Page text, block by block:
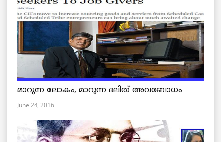
മാറുന്ന ലോകം, മാറുന്ന ദലിത് അവബോധം
June 24, 2016